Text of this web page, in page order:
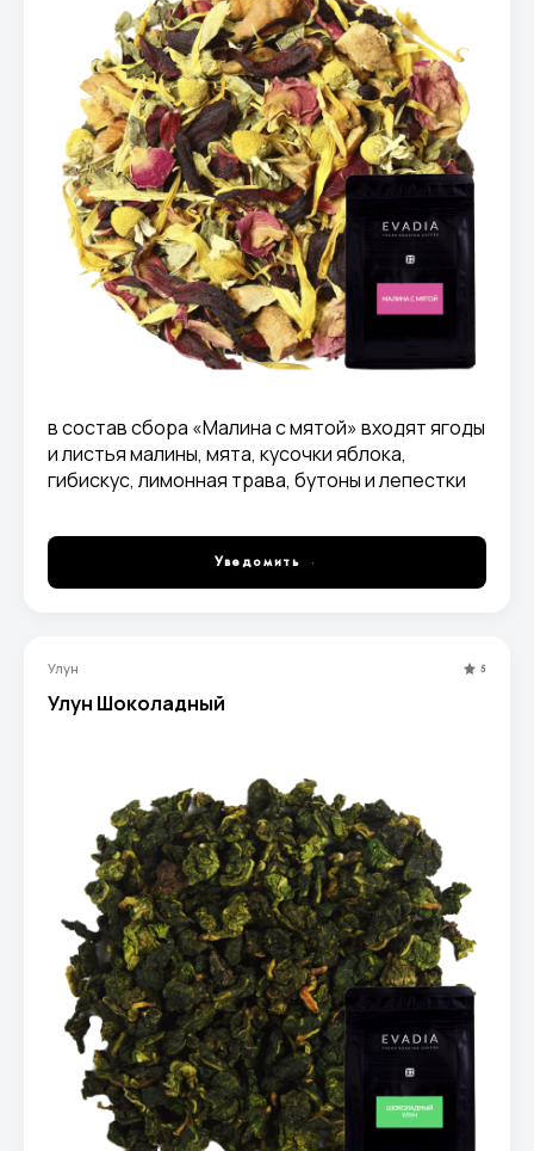
в состав сбора «Малина с мятой» входят ягоды
и листья малины, мята, кусочки яблока,
гибискус, лимонная трава, бутоны и лепестки
Уведомить
Улун 5
Улун Шоколадный